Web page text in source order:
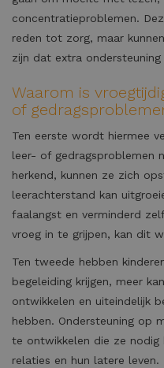
concentratieproblemen.
reden tot zorg, maar
zijn dat extra ondersteuning
Waarom is
of
Ten eerste wordt hiermee
leer- of gedragsproblemen
herkend, kunnen ze zich
leerachterstand kan
faalangst en verminderd
vroeg in te grijpen, kan dit
Ten tweede hebben
begeleiding krijgen, meer
ontwikkelen en uiteindelijk
hebben. Ondersteuning op
te ontwikkelen die ze nodig
relaties en hun latere leven.